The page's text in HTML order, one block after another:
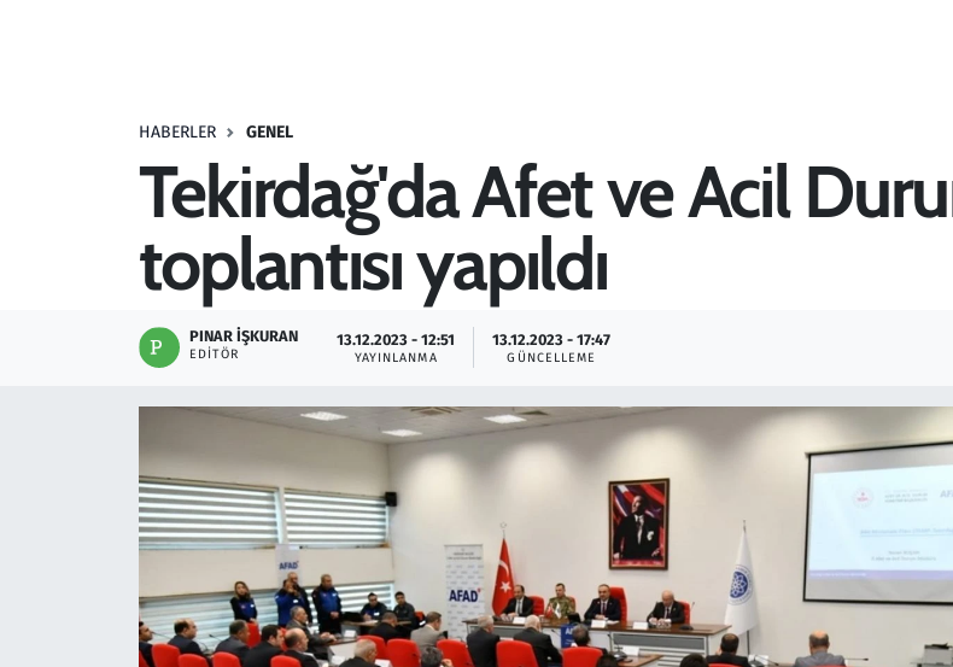
HABERLER GENEL
Tekirdağ'da Afet ve Acil
toplantısı yapıldı
PINAR İŞKURAN
EDITÖR
13.12.2023 - 12:51
YAYINLANMA
13.12.2023 - 17:47
GÜNCELLEME
Savunma Sanayi
Teknoloji ve Bilim
Televizyon